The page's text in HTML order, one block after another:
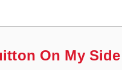
On My Side